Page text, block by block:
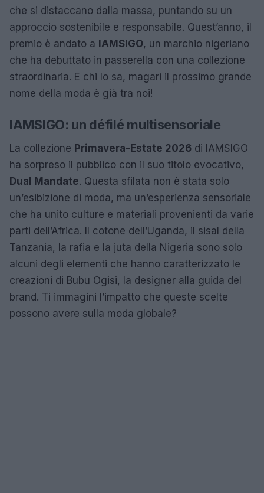
che si distaccano dalla massa, puntando su un
approccio sostenibile e responsabile. Quest’anno, il
premio è andato a IAMSIGO, un marchio nigeriano
che ha debuttato in passerella con una collezione
straordinaria. E chi lo sa, magari il prossimo grande
nome della moda è già tra noi!
IAMSIGO: un défilé multisensoriale
La collezione Primavera-Estate 2026 di IAMSIGO
ha sorpreso il pubblico con il suo titolo evocativo,
Dual Mandate. Questa sfilata non è stata solo
un’esibizione di moda, ma un’esperienza sensoriale
che ha unito culture e materiali provenienti da varie
parti dell’Africa. Il cotone dell’Uganda, il sisal della
Tanzania, la rafia e la juta della Nigeria sono solo
alcuni degli elementi che hanno caratterizzato le
creazioni di Bubu Ogisi, la designer alla guida del
brand. Ti immagini l’impatto che queste scelte
possono avere sulla moda globale?